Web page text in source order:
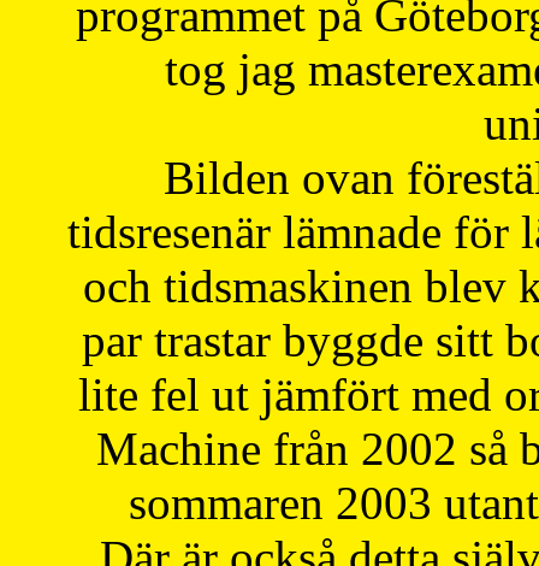
programmet på
tog jag
Bilden ovan
tidsresenär lämnade för
och tidsmaskinen blev
par trastar byggde sitt
lite fel ut jämfört med
Machine från 2002 så
sommaren 2003